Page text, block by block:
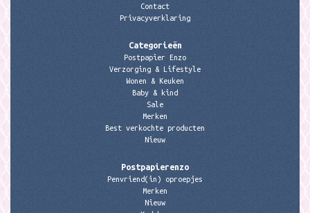
Contact
Privacyverklaring
Categorieën
Postpapier Enzo
Verzorging & Lifestyle
Wonen & Keuken
Baby & kind
Sale
Merken
Best verkochte producten
Nieuw
Postpapierenzo
Penvriend(in) oproepjes
Merken
Nieuw